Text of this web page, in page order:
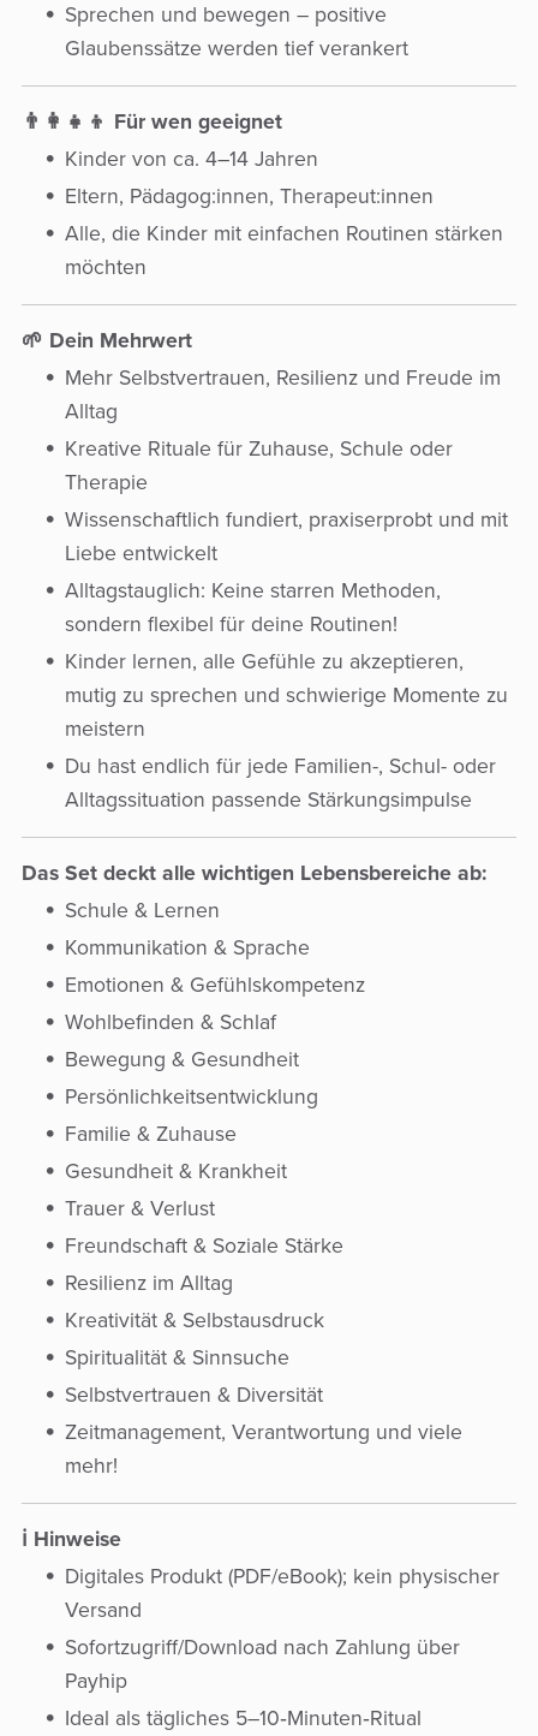
Sprechen und bewegen – positive
Glaubenssätze werden tief verankert
👨‍👩‍👧‍👦 Für wen geeignet
Kinder von ca. 4–14 Jahren
Eltern, Pädagog:innen, Therapeut:innen
Alle, die Kinder mit einfachen Routinen stärken
möchten
🌱 Dein Mehrwert
Mehr Selbstvertrauen, Resilienz und Freude im
Alltag
Kreative Rituale für Zuhause, Schule oder
Therapie
Wissenschaftlich fundiert, praxiserprobt und mit
Liebe entwickelt
Alltagstauglich: Keine starren Methoden,
sondern flexibel für deine Routinen!
Kinder lernen, alle Gefühle zu akzeptieren,
mutig zu sprechen und schwierige Momente zu
meistern
Du hast endlich für jede Familien-, Schul- oder
Alltagssituation passende Stärkungsimpulse
Das Set deckt alle wichtigen Lebensbereiche ab:
Schule & Lernen
Kommunikation & Sprache
Emotionen & Gefühlskompetenz
Wohlbefinden & Schlaf
Bewegung & Gesundheit
Persönlichkeitsentwicklung
Familie & Zuhause
Gesundheit & Krankheit
Trauer & Verlust
Freundschaft & Soziale Stärke
Resilienz im Alltag
Kreativität & Selbstausdruck
Spiritualität & Sinnsuche
Selbstvertrauen & Diversität
Zeitmanagement, Verantwortung und viele
mehr!
ℹ️ Hinweise
Digitales Produkt (PDF/eBook); kein physischer
Versand
Sofortzugriff/Download nach Zahlung über
Payhip
Ideal als tägliches 5–10‑Minuten‑Ritual